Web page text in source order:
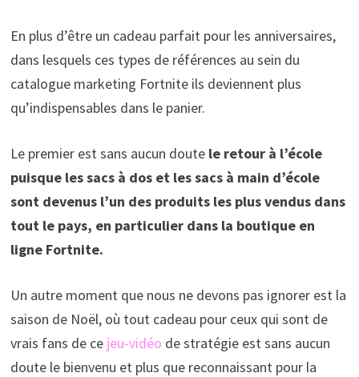
En plus d’être un cadeau parfait pour les anniversaires,
dans lesquels ces types de références au sein du
catalogue marketing Fortnite ils deviennent plus
qu’indispensables dans le panier.
Le premier est sans aucun doute le retour à l’école
puisque les sacs à dos et les sacs à main d’école
sont devenus l’un des produits les plus vendus dans
tout le pays, en particulier dans la boutique en
ligne Fortnite.
Un autre moment que nous ne devons pas ignorer est la
saison de Noël, où tout cadeau pour ceux qui sont de
vrais fans de ce jeu-vidéo de stratégie est sans aucun
doute le bienvenu et plus que reconnaissant pour la